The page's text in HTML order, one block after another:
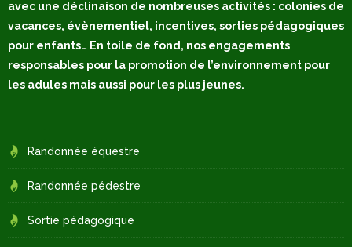
avec une déclinaison de nombreuses activités : colonies de
vacances, évènementiel, incentives, sorties pédagogiques
pour enfants… En toile de fond, nos engagements
responsables pour la promotion de l’environnement pour
les adules mais aussi pour les plus jeunes.
Randonnée équestre
Randonnée pédestre
Sortie pédagogique